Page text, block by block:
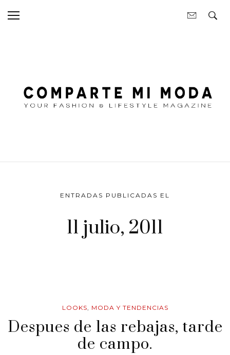
ENTRADAS PUBLICADAS EL
11 julio, 2011
LOOKS, MODA Y TENDENCIAS
Despues de las rebajas, tarde
de campo.